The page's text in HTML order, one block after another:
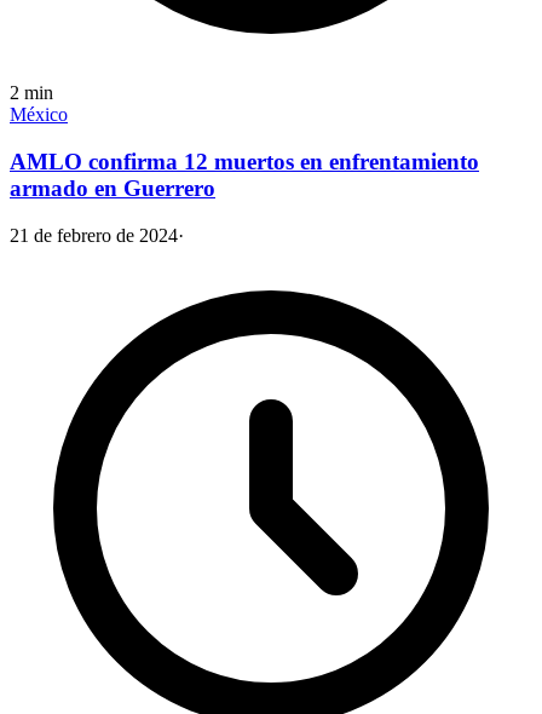
2 min
México
AMLO confirma 12 muertos en enfrentamiento
armado en Guerrero
21 de febrero de 2024·